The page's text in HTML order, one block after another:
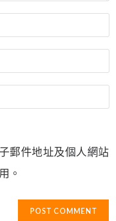
郵件地址及個人網站
。